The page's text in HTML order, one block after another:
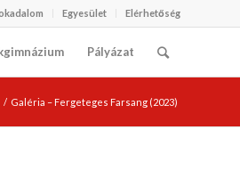
Egyesület Elérhetőség
Pályázat
/ Galéria – Fergeteges Farsang (2023)